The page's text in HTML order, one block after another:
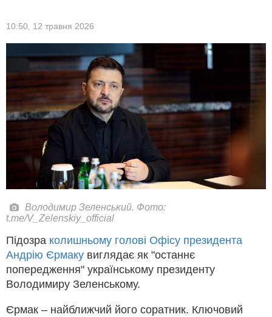
10:50, 12 травня 2026
Володимир Зеленський. Фото:
t.me/V_Zelenskiy_official
Підозра колишньому голові Офісу президента
Андрію Єрмаку виглядає як "останнє
попередження" українському президенту
Володимиру Зеленському.
Єрмак – найближчий його соратник. Ключовий